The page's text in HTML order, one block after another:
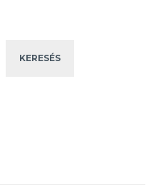
KERESÉS